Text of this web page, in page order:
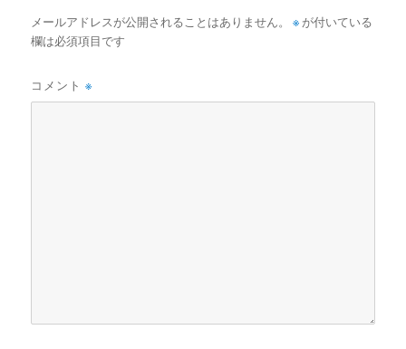
メールアドレスが公開されることはありません。 ※ が付いている
欄は必須項目です
コメント※